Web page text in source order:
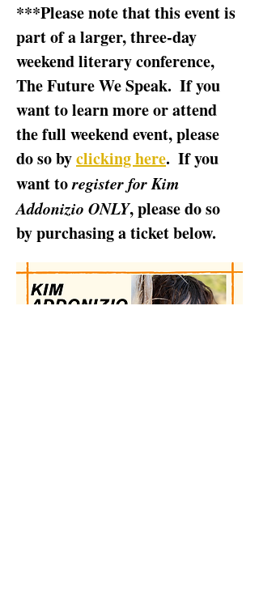
***Please note that this event is
part of a larger, three-day
weekend literary conference,
The Future We Speak.  If you
want to learn more or attend
the full weekend event, please
do so by clicking here.  If you
want to register for Kim
Addonizio ONLY, please do so
by purchasing a ticket below.